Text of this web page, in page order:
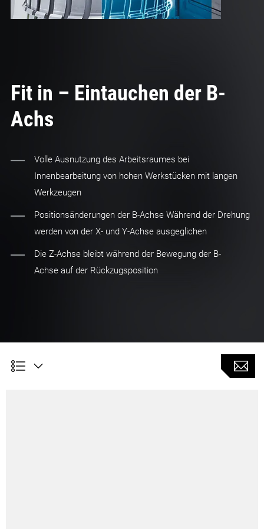
Fit in – Eintauchen der B-
Achs
Volle Ausnutzung des Arbeitsraumes bei
Innenbearbeitung von hohen Werkstücken mit langen
Werkzeugen
Positionsänderungen der B-Achse Während der Drehung
werden von der X- und Y-Achse ausgeglichen
Die Z-Achse bleibt während der Bewegung der B-
Achse auf der Rückzugsposition